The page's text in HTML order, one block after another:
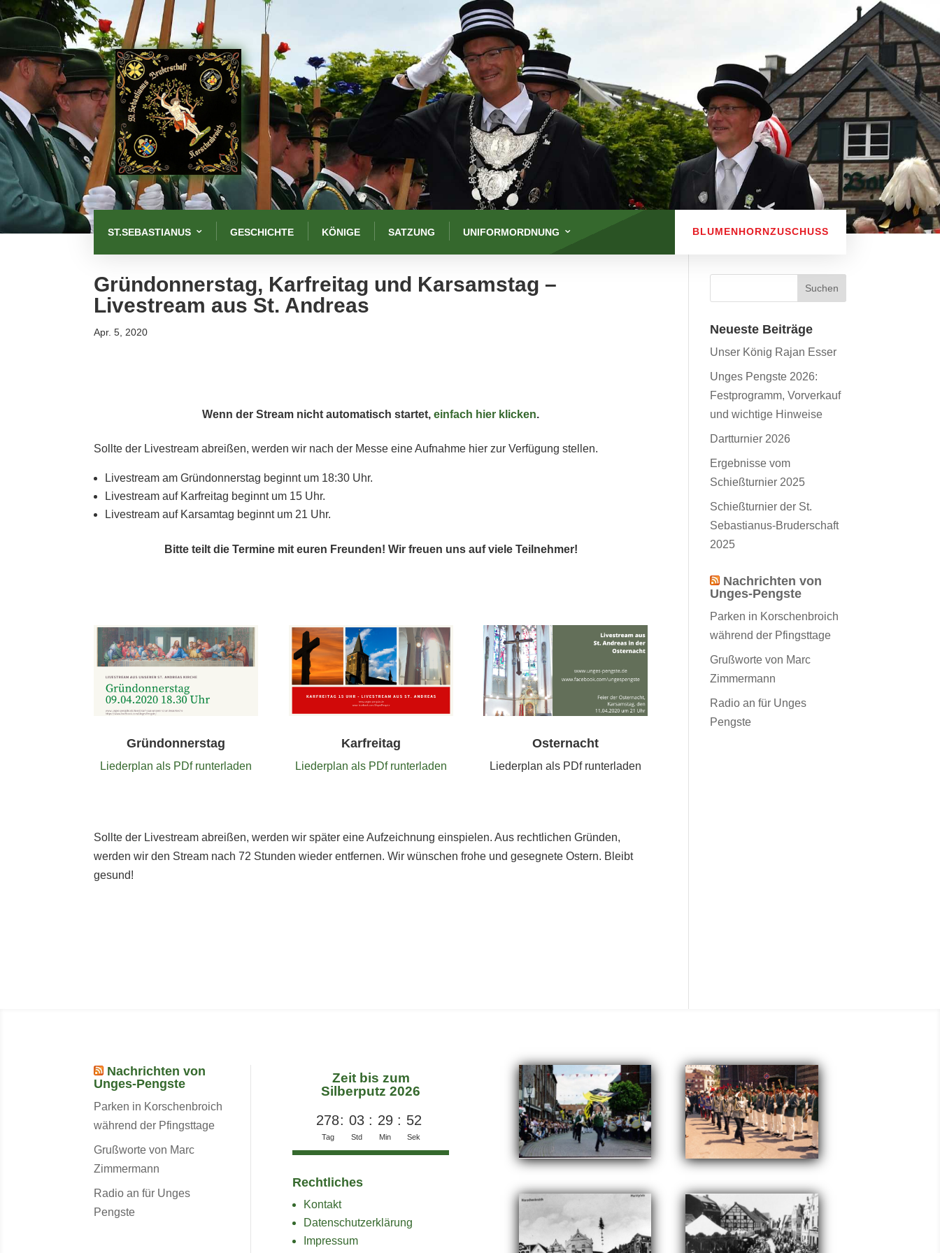
BLUMENHORNZUSCHUSS
ST.SEBASTIANUS GESCHICHTE KÖNIGE SATZUNG UNIFORMORDNUNG
Gründonnerstag, Karfreitag und Karsamstag –
Livestream aus St. Andreas
Apr. 5, 2020
Wenn der Stream nicht automatisch startet,einfach hier klicken.
Sollte der Livestream abreißen, werden wir nach der Messe eine Aufnahme hier zur Verfügung stellen.
Livestream am Gründonnerstag beginnt um 18:30 Uhr.
Livestream auf Karfreitag beginnt um 15 Uhr.
Livestream auf Karsamtag beginnt um 21 Uhr.
Bitte teilt die Termine mit euren Freunden! Wir freuen uns auf viele Teilnehmer!
Gründonnerstag
Liederplan als PDf runterladen
Karfreitag
Liederplan als PDf runterladen
Osternacht
Liederplan als PDf runterladen
Sollte der Livestream abreißen, werden wir später eine Aufzeichnung einspielen. Aus rechtlichen Gründen,
werden wir den Stream nach 72 Stunden wieder entfernen. Wir wünschen frohe und gesegnete Ostern. Bleibt
gesund!
Neueste Beiträge
Unser König Rajan Esser
Unges Pengste 2026:
Festprogramm, Vorverkauf
und wichtige Hinweise
Dartturnier 2026
Ergebnisse vom
Schießturnier 2025
Schießturnier der St.
Sebastianus-Bruderschaft
2025
Nachrichten von
Unges-Pengste
Parken in Korschenbroich
während der Pfingsttage
Grußworte von Marc
Zimmermann
Radio an für Unges
Pengste
Nachrichten von
Unges-Pengste
Parken in Korschenbroich
während der Pfingsttage
Grußworte von Marc
Zimmermann
Radio an für Unges
Pengste
Zeit bis zum
Silberputz 2026
278
Tag
: 03
Std
: 29
Min
: 52
Sek
Rechtliches
Kontakt
Datenschutzerklärung
Impressum